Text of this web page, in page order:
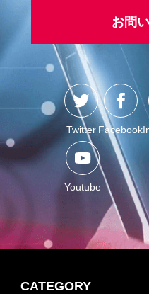
お問
Twitter Facebook
Youtube
CATEGORY